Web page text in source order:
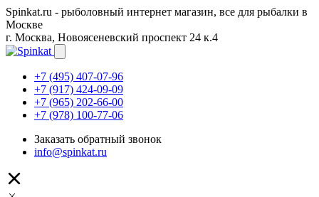
Spinkat.ru - рыболовный интернет магазин, все для рыбалки в
Москве
г. Москва, Новоясеневский проспект 24 к.4
+7 (495) 407-07-96
+7 (917) 424-09-09
+7 (965) 202-66-00
+7 (978) 100-77-06
Заказать обратный звонок
info@spinkat.ru